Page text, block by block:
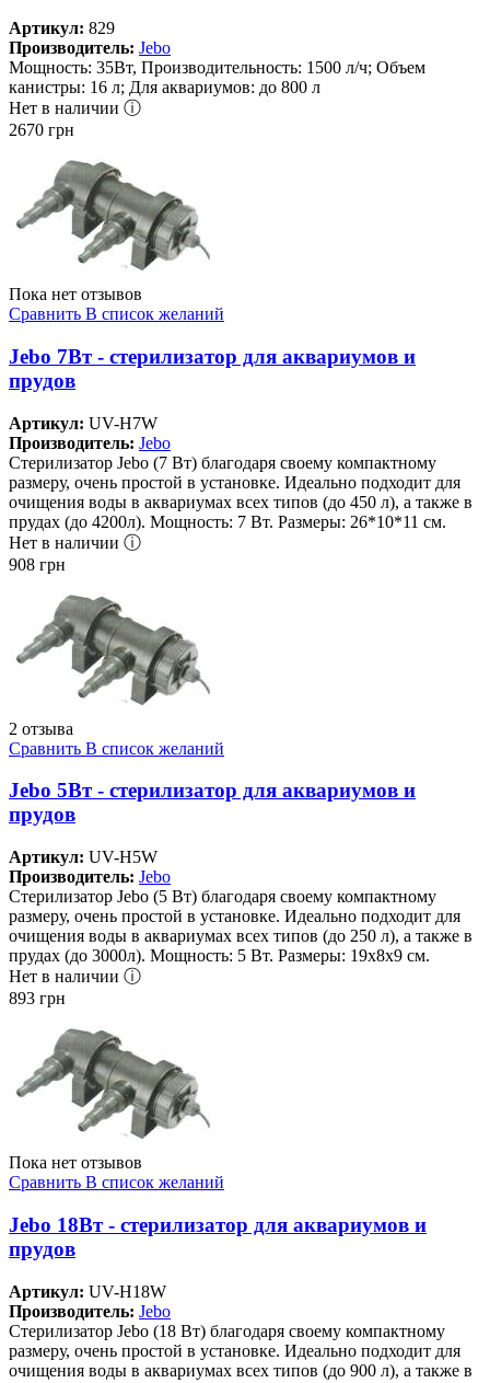
Артикул: 829
Производитель: Jebo
Мощность: 35Вт, Производительность: 1500 л/ч; Объем
канистры: 16 л; Для аквариумов: до 800 л
Нет в наличии ⓘ
2670 грн
Пока нет отзывов
Сравнить В список желаний
Jebo 7Вт - стерилизатор для аквариумов и
прудов
Артикул: UV-H7W
Производитель: Jebo
Стерилизатор Jebo (7 Вт) благодаря своему компактному
размеру, очень простой в установке. Идеально подходит для
очищения воды в аквариумах всех типов (до 450 л), а также в
прудах (до 4200л). Мощность: 7 Вт. Размеры: 26*10*11 см.
Нет в наличии ⓘ
908 грн
2 отзыва
Сравнить В список желаний
Jebo 5Вт - стерилизатор для аквариумов и
прудов
Артикул: UV-H5W
Производитель: Jebo
Стерилизатор Jebo (5 Вт) благодаря своему компактному
размеру, очень простой в установке. Идеально подходит для
очищения воды в аквариумах всех типов (до 250 л), а также в
прудах (до 3000л). Мощность: 5 Вт. Размеры: 19х8х9 см.
Нет в наличии ⓘ
893 грн
Пока нет отзывов
Сравнить В список желаний
Jebo 18Вт - стерилизатор для аквариумов и
прудов
Артикул: UV-H18W
Производитель: Jebo
Стерилизатор Jebo (18 Вт) благодаря своему компактному
размеру, очень простой в установке. Идеально подходит для
очищения воды в аквариумах всех типов (до 900 л), а также в